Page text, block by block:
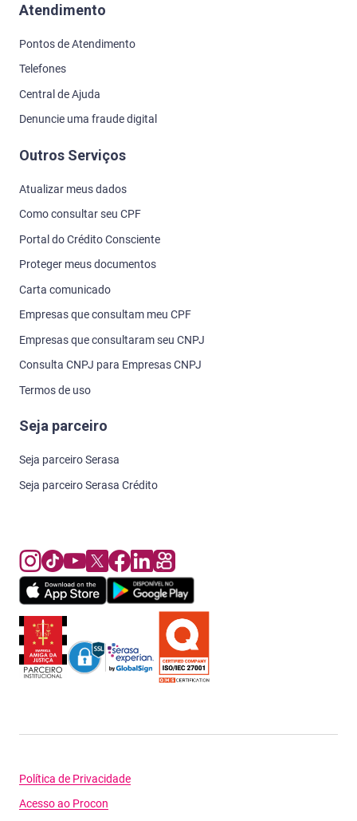
Atendimento
Pontos de Atendimento
Telefones
Central de Ajuda
Denuncie uma fraude digital
Outros Serviços
Atualizar meus dados
Como consultar seu CPF
Portal do Crédito Consciente
Proteger meus documentos
Carta comunicado
Empresas que consultam meu CPF
Empresas que consultaram seu CNPJ
Consulta CNPJ para Empresas CNPJ
Termos de uso
Seja parceiro
Seja parceiro Serasa
Seja parceiro Serasa Crédito
Política de Privacidade
Acesso ao Procon